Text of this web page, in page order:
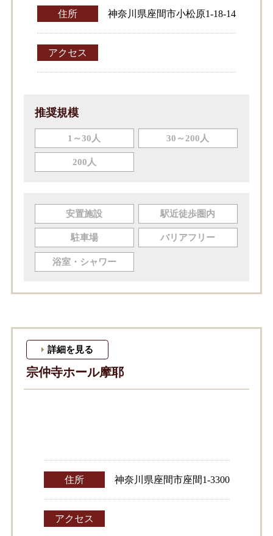
住所 神奈川県座間市小松原1-18-14
アクセス
推奨規模
1～30人 30～200人
200人
安置施設 駅近徒歩圏内
駐車場 バリアフリー
浴室・シャワー
宗仲寺ホール摩耶
詳細を見る
住所 神奈川県座間市座間1-3300
アクセス